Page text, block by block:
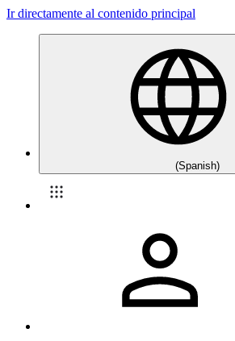
Ir directamente al contenido principal
(Spanish)